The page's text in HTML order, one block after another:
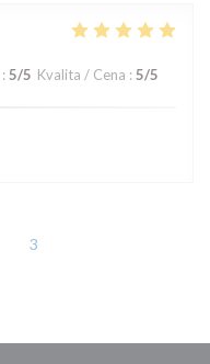
: 5/5 Kvalita / Cena : 5/5
3